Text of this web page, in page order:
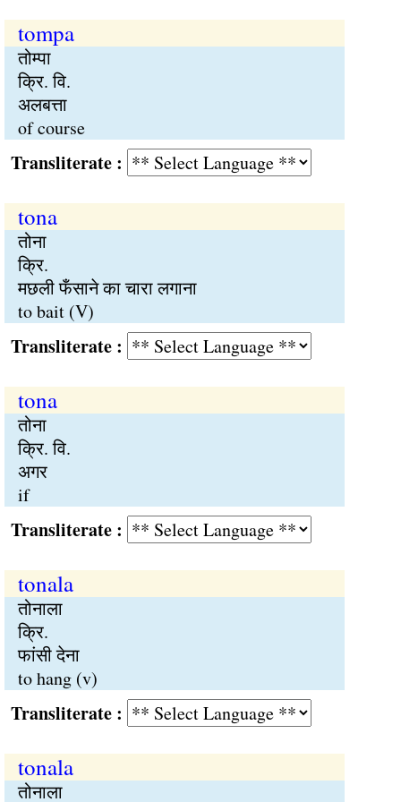
tompa
तोम्पा
क्रि. वि.
अलबत्ता
of course
:
tona
तोना
क्रि.
मछली फँसाने का चारा लगाना
to bait (V)
:
tona
तोना
क्रि. वि.
अगर
if
:
tonala
तोनाला
क्रि.
फांसी देना
to hang (v)
:
tonala
तोनाला